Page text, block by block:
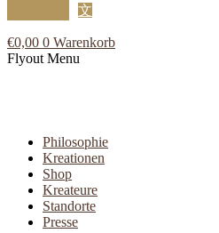
文
€0,00 0 Warenkorb
Flyout Menu
Philosophie
Kreationen
Shop
Kreateure
Standorte
Presse